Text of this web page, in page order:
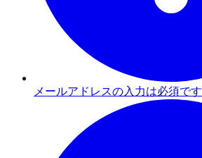
メールアドレスの入力は必須です